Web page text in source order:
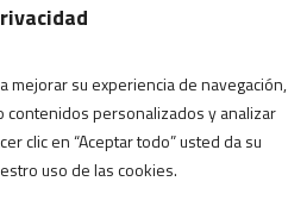
mejorar su experiencia de navegación,
contenidos personalizados y analizar
clic en “Aceptar todo” usted da su
uso de las cookies.